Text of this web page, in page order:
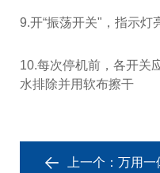
9.开“振荡开关"，指示
10.每次停机前，各开关
水排除并用软布擦干
上一个： 万用一